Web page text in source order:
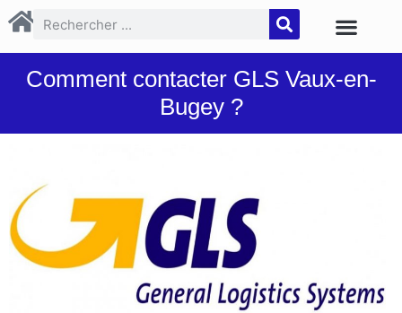
Comment contacter GLS Vaux-en-
Bugey ?